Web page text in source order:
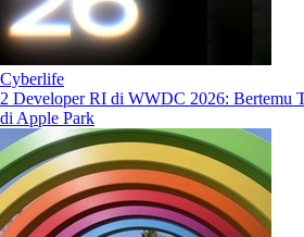
Cyberlife
2 Developer RI di WWDC 2026: Bertemu
di Apple Park